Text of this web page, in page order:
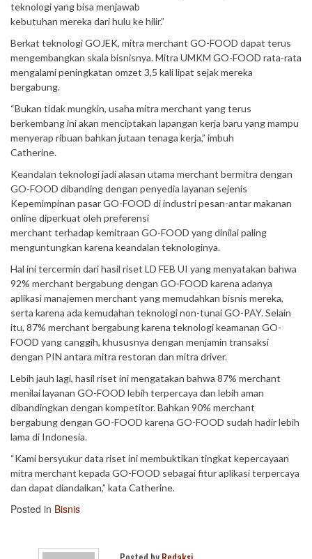
teknologi yang bisa menjawab
kebutuhan mereka dari hulu ke hilir.”
Berkat teknologi GOJEK, mitra merchant GO-FOOD dapat terus
mengembangkan skala bisnisnya. Mitra UMKM GO-FOOD rata-rata
mengalami peningkatan omzet 3,5 kali lipat sejak mereka
bergabung.
“Bukan tidak mungkin, usaha mitra merchant yang terus
berkembang ini akan menciptakan lapangan kerja baru yang mampu
menyerap ribuan bahkan jutaan tenaga kerja,” imbuh
Catherine.
Keandalan teknologi jadi alasan utama merchant bermitra dengan
GO-FOOD dibanding dengan penyedia layanan sejenis
Kepemimpinan pasar GO-FOOD di industri pesan-antar makanan
online diperkuat oleh preferensi
merchant terhadap kemitraan GO-FOOD yang dinilai paling
menguntungkan karena keandalan teknologinya.
Hal ini tercermin dari hasil riset LD FEB UI yang menyatakan bahwa
92% merchant bergabung dengan GO-FOOD karena adanya
aplikasi manajemen merchant yang memudahkan bisnis mereka,
serta karena ada kemudahan teknologi non-tunai GO-PAY. Selain
itu, 87% merchant bergabung karena teknologi keamanan GO-
FOOD yang canggih, khususnya dengan menjamin transaksi
dengan PIN antara mitra restoran dan mitra driver.
Lebih jauh lagi, hasil riset ini mengatakan bahwa 87% merchant
menilai layanan GO-FOOD lebih terpercaya dan lebih aman
dibandingkan dengan kompetitor. Bahkan 90% merchant
bergabung dengan GO-FOOD karena GO-FOOD sudah hadir lebih
lama di Indonesia.
“Kami bersyukur data riset ini membuktikan tingkat kepercayaan
mitra merchant kepada GO-FOOD sebagai fitur aplikasi terpercaya
dan dapat diandalkan,” kata Catherine.
Posted in Bisnis